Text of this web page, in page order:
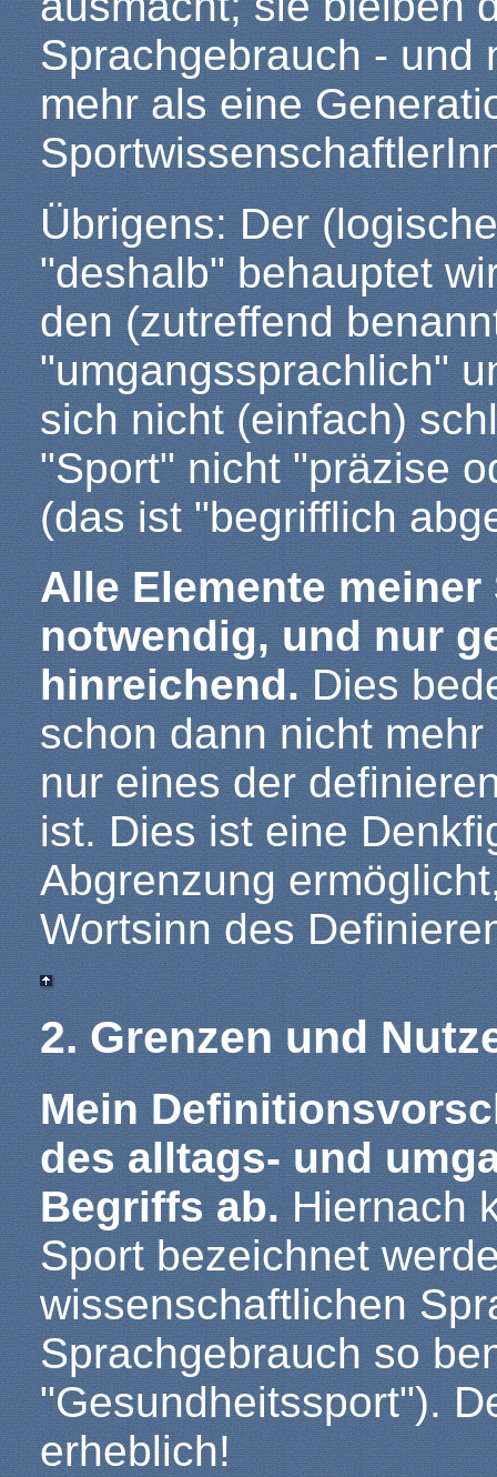
Sprachgebrauch - und
mehr als eine
Übrigens: Der
"deshalb" behauptet
den (zutreffend
"umgangssprachlich"
sich nicht (einfach)
"Sport" nicht "präzise
(das ist "begrifflich
Alle Elemente
notwendig, und nur
hinreichend.Dies
schon dann nicht
nur eines der
ist. Dies ist eine
Abgrenzung
Wortsinn des
2. Grenzen und
Mein
des alltags- und
Begriffs ab.Hiernach
Sport bezeichnet
wissenschaftlichen
Sprachgebrauch so
"Gesundheitssport").
erheblich!